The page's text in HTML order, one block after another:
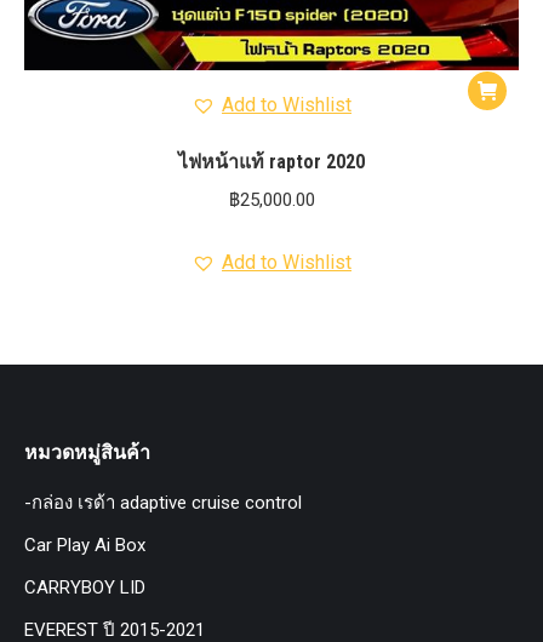
Add to Wishlist
ไฟหน้าแท้ raptor 2020
฿25,000.00
Add to Wishlist
หมวดหมู่สินค้า
-กล่อง เรด้า adaptive cruise control
Car Play Ai Box
CARRYBOY LID
EVEREST ปี 2015-2021